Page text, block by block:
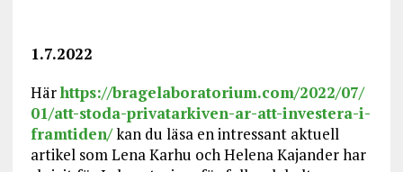
1.7.2022
Härhttps://bragelaboratorium.com/2022/07/
01/att-stoda-privatarkiven-ar-att-investera-i-
framtiden/kan du läsa en intressant aktuell
artikel som Lena Karhu och Helena Kajander har